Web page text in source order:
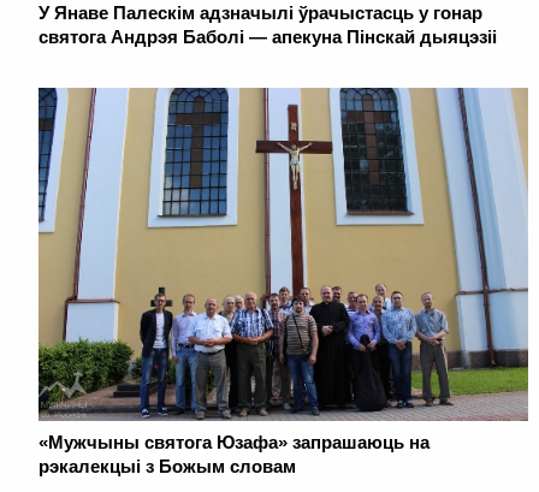
У Янаве Палескім адзначылі ўрачыстасць у гонар
святога Андрэя Баболі — апекуна Пінскай дыяцэзіі
«Мужчыны святога Юзафа» запрашаюць на
рэкалекцыі з Божым словам